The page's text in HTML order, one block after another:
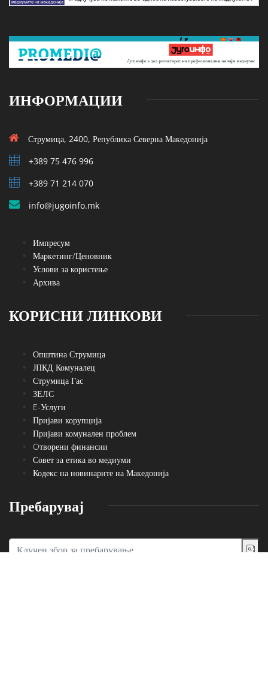
ИНФОРМАЦИИ
Струмица, 2400, Република Северна Македонија
+389 75 476 996
+389 71 214 070
info@jugoinfo.mk
Импресум
Маркетинг/Ценовник
Услови за користење
Архива
КОРИСНИ ЛИНКОВИ
Општина Струмица
ЈПКД Комуналец
Струмица Гас
ЗЕЛС
E-Услуги
Пријави корупција
Пријави комунален проблем
Oтворени финансии
Совет за етика во медиуми
Кодекс на новинарите на Македонија
Пребарувај